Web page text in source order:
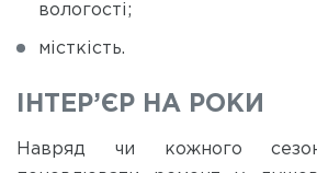
вологості;
місткість.
ІНТЕР’ЄР НА РОКИ
Навряд чи кожного